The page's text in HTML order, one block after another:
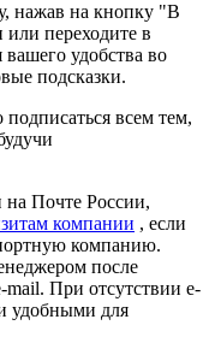
нажав на кнопку "В
переходите в
удобства во
подсказки.
всем тем,
Почте России,
компании , если
компанию.
после
mail. При отсутствии e-
удобными для